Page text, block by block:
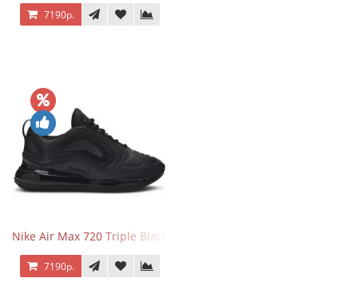
7190р.
Nike Air Max 720 Triple Black
7190р.